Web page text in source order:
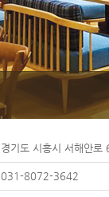
경기도 시흥시 서해안로
031-8072-3642